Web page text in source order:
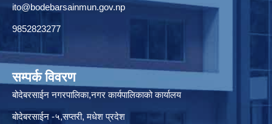
ito@bodebarsainmun.gov.np
9852823277
सम्पर्क विवरण
बोदेबरसाईन नगरपालिका,नगर कार्यपालिकाको कार्यालय
बोदेबरसाईन -५,सप्तरी, मधेश प्रदेश